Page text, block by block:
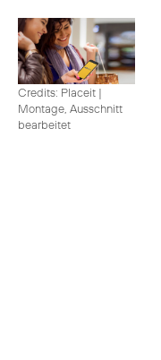
Credits: Placeit |
Montage, Ausschnitt
bearbeitet